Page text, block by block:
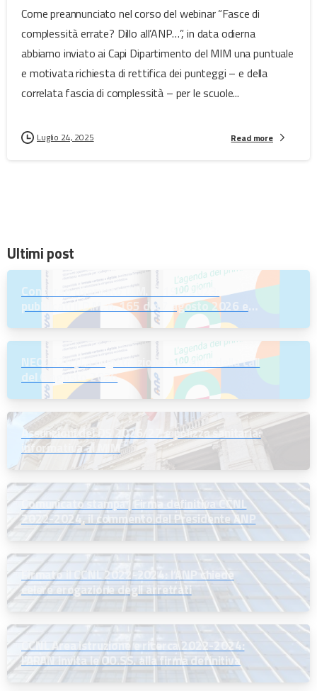
Come preannunciato nel corso del webinar “Fasce di
complessità errate? Dillo all’ANP…”, in data odierna
abbiamo inviato ai Capi Dipartimento del MIM una puntuale
e motivata richiesta di rettifica dei punteggi – e della
correlata fascia di complessità – per le scuole...
Luglio 24, 2025 Read more
Ultimi post
Concorso riservato D.M. n. 197/2023:
pubblicati il D.M. n. 165 del 7 agosto 2026 e
l’Avviso per la scelta della regione
NEODS26 | La registrazione e le slide della call
del 6 agosto 2026
Assunzioni dei DS 2026/27 e polizza sanitaria:
informativa al MIM
Comunicato stampa | Firma definitiva CCNL
2022-2024, il commento del Presidente ANP
Firmato il CCNL 2022-2024: l’ANP chiede
celere erogazione degli arretrati
CCNL Area istruzione e ricerca 2022-2024:
l’ARAN invita le OO.SS. alla firma definitiva